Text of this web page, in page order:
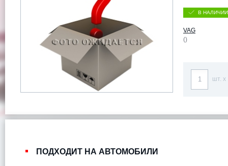
В НАЛИЧИИ
VAG
()
шт. x
ПОДХОДИТ НА АВТОМОБИЛИ